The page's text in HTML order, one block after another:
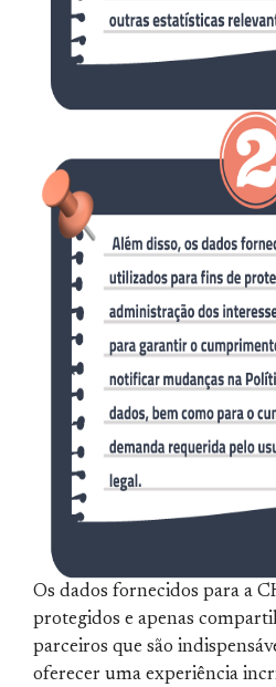
Os dados fornecidos para a
protegidos e apenas
parceiros que são
oferecer uma experiência